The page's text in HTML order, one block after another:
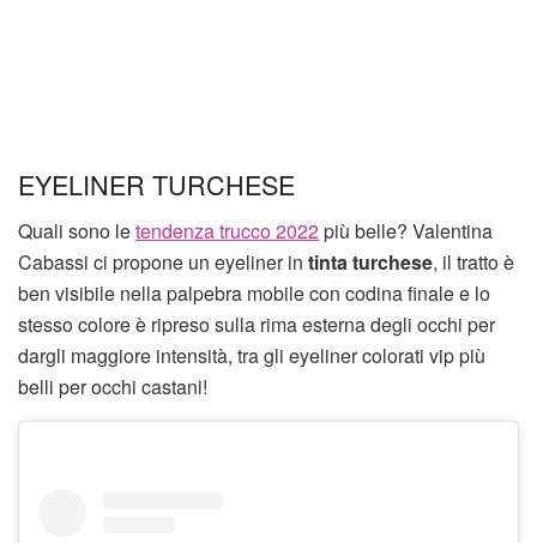
EYELINER TURCHESE
Quali sono letendenza trucco 2022più belle? Valentina
Cabassi ci propone un eyeliner in tinta turchese, il tratto è
ben visibile nella palpebra mobile con codina finale e lo
stesso colore è ripreso sulla rima esterna degli occhi per
dargli maggiore intensità, tra gli eyeliner colorati vip più
belli per occhi castani!